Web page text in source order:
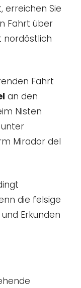
erreichen Sie
Fahrt über
nordöstlich
Fahrt
an den
Nisten
Mirador del
die felsige
Erkunden